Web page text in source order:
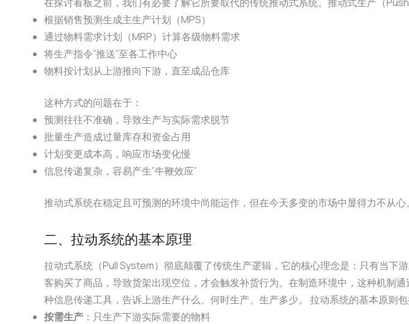
根据销售预测生成主生产计划（MPS）
通过物料需求计划（MRP）计算各级物料需求
将生产指令”推送”至各工作中心
物料按计划从上游推向下游，直至成品仓库
这种方式的问题在于：
预测往往不准确，导致生产与实际需求脱节
批量生产造成过量库存和资金占用
计划变更成本高，响应市场变化慢
信息传递复杂，容易产生”牛鞭效应”
推动式系统在稳定且可预测的环境中尚能运作，但在今天多变的市场中显得力不从心。
二、拉动系统的基本原理
拉动式系统（Pull System）彻底颠覆了传统生产逻辑，它的核心理念是：只有当
客购买了商品，导致货架出现空位，才会触发补货行为。在制造环境中，这种机制
种信息传递工具，告诉上游生产什么、何时生产、生产多少。 拉动系统的基本原则包
按需生产 ：只生产下游实际需要的物料